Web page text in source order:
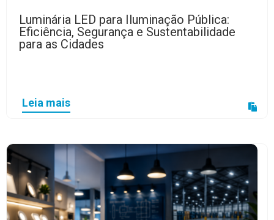
Luminária LED para Iluminação Pública:
Eficiência, Segurança e Sustentabilidade
para as Cidades
Leia mais